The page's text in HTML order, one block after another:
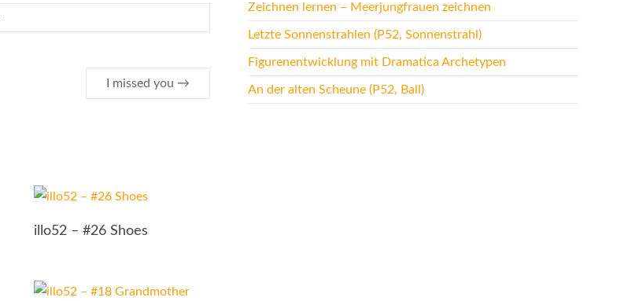
I missed you →
illo52 – #26 Shoes
Zeichnen lernen – Meerjungfrauen zeichnen
Letzte Sonnenstrahlen (P52, Sonnenstrahl)
Figurenentwicklung mit Dramatica Archetypen
An der alten Scheune (P52, Ball)